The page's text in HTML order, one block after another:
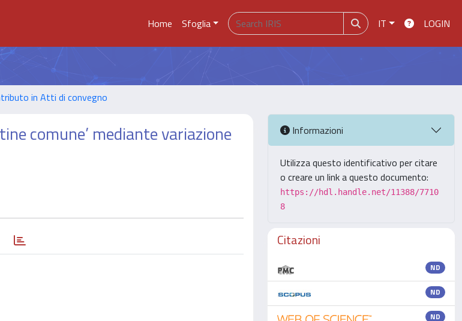
Home Sfoglia IT LOGIN
in Atti di convegno
comune’ mediante variazione Informazioni
Utilizza questo identificativo per citare
o creare un link a questo documento:
https://hdl.handle.net/11388/7710
8
Citazioni
ND
ND
ND